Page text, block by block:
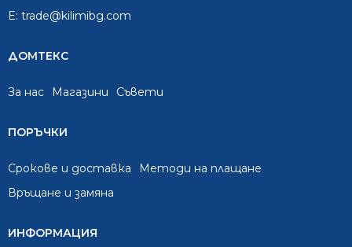
E: trade@kilimibg.com
ДОМТЕКС
За нас Mагазини Съвети
ПОРЪЧКИ
Срокове и доставка
Методи на плащане
Връщане и замяна
ИНФОРМАЦИЯ